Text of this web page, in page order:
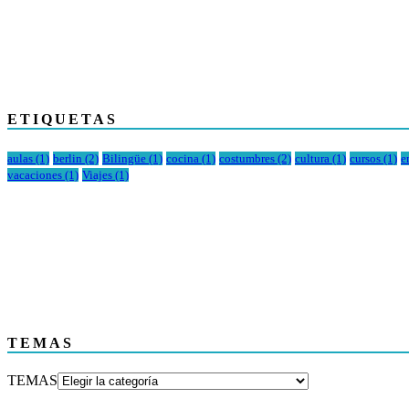
ETIQUETAS
aulas (1) berlin (2) Bilingüe (1) cocina (1) costumbres (2) cultura (1) cursos (1)
vacaciones (1) Viajes (1)
TEMAS
TEMAS